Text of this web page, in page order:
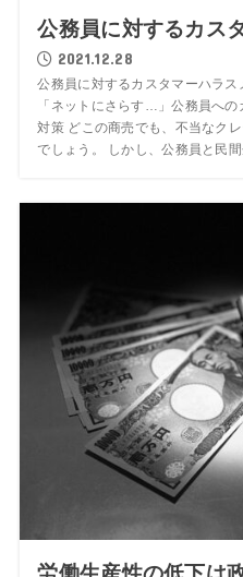
公務員に対するカス
2021.12.28
公務員に対するカスタマーハラス
「ネットにさらす…」公務員へ
対策 どこの商売でも、不当なク
でしょう。 しかし、公務員と民間